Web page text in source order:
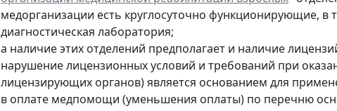
медорганизации есть круглосуточно функционирующие, в
диагностическая лаборатория;
а наличие этих отделений предполагает и наличие
нарушение лицензионных условий и требований при
лицензирующих органов) является основанием для
в оплате медпомощи (уменьшения оплаты) по перечню